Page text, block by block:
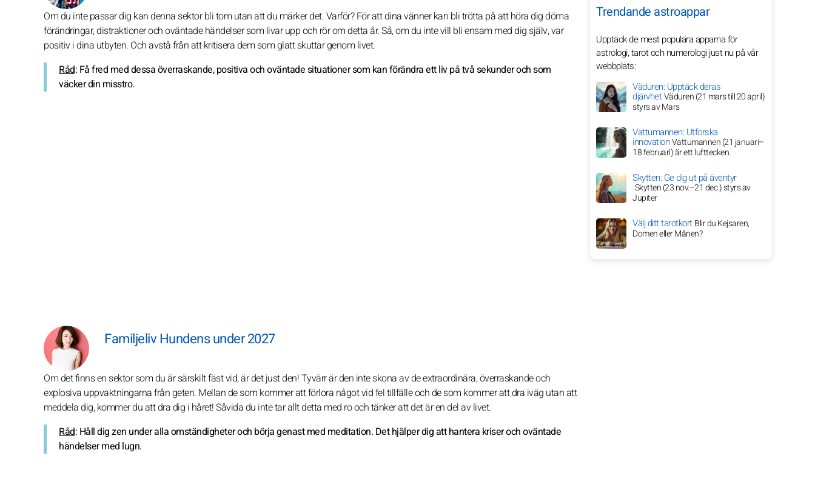
Om du inte passar dig kan denna sektor bli tom utan att du märker det. Varför? För att dina vänner kan bli trötta på att höra dig döma
förändringar, distraktioner och oväntade händelser som livar upp och rör om detta år. Så, om du inte vill bli ensam med dig själv, var
positiv i dina utbyten. Och avstå från att kritisera dem som glatt skuttar genom livet.
Råd: Få fred med dessa överraskande, positiva och oväntade situationer som kan förändra ett liv på två sekunder och som
väcker din misstro.
Familjeliv Hundens under 2027
Om det finns en sektor som du är särskilt fäst vid, är det just den! Tyvärr är den inte skona av de extraordinära, överraskande och
explosiva uppvaktningarna från geten. Mellan de som kommer att förlora något vid fel tillfälle och de som kommer att dra iväg utan att
meddela dig, kommer du att dra dig i håret! Såvida du inte tar allt detta med ro och tänker att det är en del av livet.
Råd: Håll dig zen under alla omständigheter och börja genast med meditation. Det hjälper dig att hantera kriser och oväntade
händelser med lugn.
Trendande astroappar
Upptäck de mest populära apparna för
astrologi, tarot och numerologi just nu på vår
webbplats:
Väduren: Upptäck deras
djärvhetVäduren (21 mars till 20 april)
styrs av Mars
Vattumannen: Utforska
innovationVattumannen (21 januari–
18 februari) är ett lufttecken.
Skytten: Ge dig ut på äventyr
Skytten (23 nov.–21 dec.) styrs av
Jupiter
Välj ditt tarotkortBlir du Kejsaren,
Domen eller Månen?